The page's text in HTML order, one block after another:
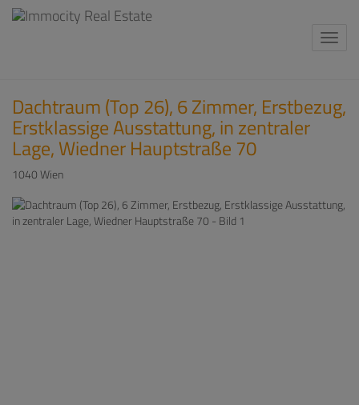
Dachtraum (Top 26), 6 Zimmer, Erstbezug,
Erstklassige Ausstattung, in zentraler
Lage, Wiedner Hauptstraße 70
1040 Wien